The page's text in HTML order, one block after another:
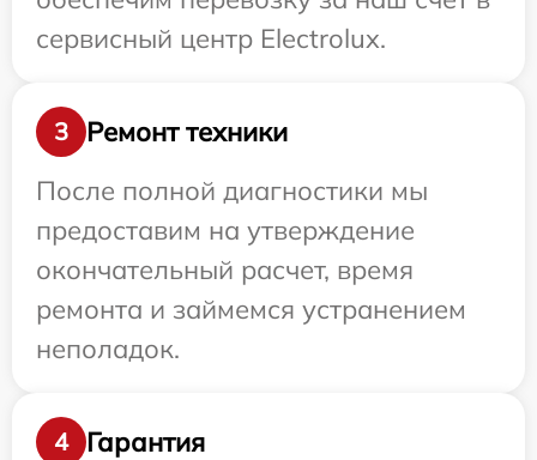
сервисный центр Electrolux.
3
Ремонт техники
После полной диагностики мы
предоставим на утверждение
окончательный расчет, время
ремонта и займемся устранением
неполадок.
4
Гарантия